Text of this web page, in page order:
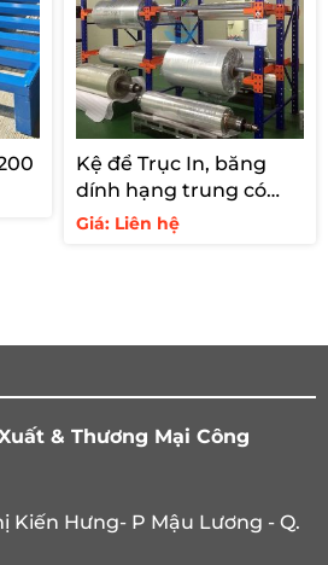
Kệ để Trục In, băng
dính hạng trung có
trục đỡ
Giá: Liên hệ
& Thương Mại Công
Kiến Hưng- P Mậu Lương - Q.